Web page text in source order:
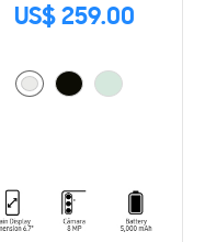
US$ 259.00